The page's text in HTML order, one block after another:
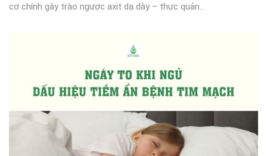
cơ chính gây trào ngược axit dạ dày – thực quản...